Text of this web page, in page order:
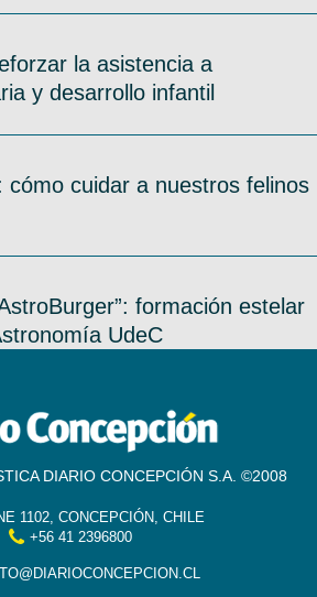
la asistencia a
y desarrollo infantil
cómo cuidar a nuestros felinos
formación estelar
UdeC
DIARIO CONCEPCIÓN S.A. ©2008
1102, CONCEPCIÓN, CHILE
+56 41 2396800